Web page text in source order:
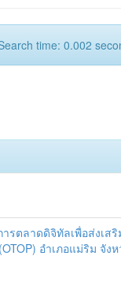
time: 0.002
รตลาดดิจิทัลเพื่อส่งเ
อำเภอแม่ริม จังห